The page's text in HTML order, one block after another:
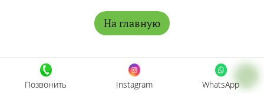
На главную
Позвонить Instagram WhatsApp